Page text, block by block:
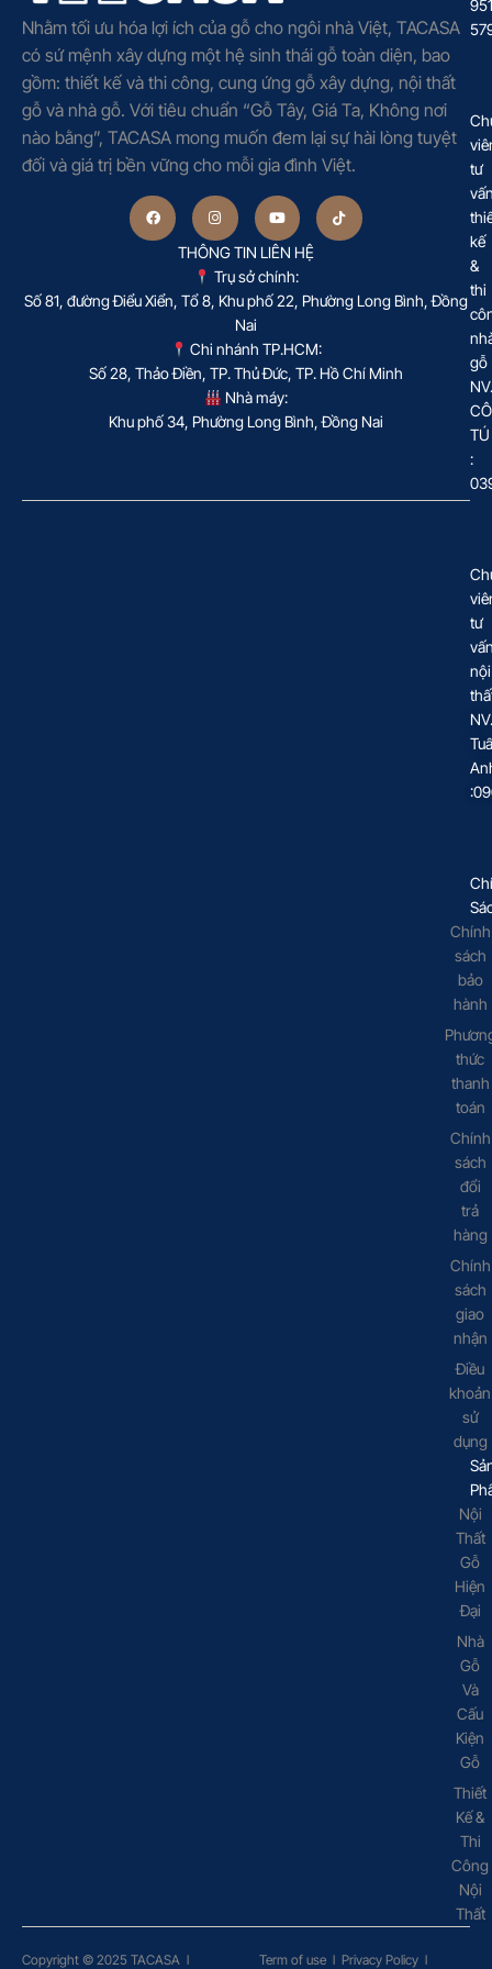
Nhằm tối ưu hóa lợi ích của gỗ cho ngôi nhà Việt, TACASA
có sứ mệnh xây dựng một hệ sinh thái gỗ toàn diện, bao
gồm: thiết kế và thi công, cung ứng gỗ xây dựng, nội thất
gỗ và nhà gỗ. Với tiêu chuẩn “Gỗ Tây, Giá Ta, Không nơi
nào bằng”, TACASA mong muốn đem lại sự hài lòng tuyệt
đối và giá trị bền vững cho mỗi gia đình Việt.
THÔNG TIN LIÊN HỆ
Trụ sở chính:
Số 81, đường Điểu Xiển, Tổ 8, Khu phố 22, Phường Long Bình, Đồng
Nai
Chi nhánh TP.HCM:
Số 28, Thảo Điền, TP. Thủ Đức, TP. Hồ Chí Minh
Nhà máy:
Khu phố 34, Phường Long Bình, Đồng Nai
951
tư
kế
&
thi
gỗ
NV.
TÚ
:
tư
nội
NV.
Chính
sách
bảo
hành
thức
thanh
toán
Chính
sách
đổi
trả
hàng
Chính
sách
giao
nhận
Điều
khoản
sử
dụng
Nội
Thất
Gỗ
Hiện
Đại
Nhà
Gỗ
Và
Cấu
Kiện
Gỗ
Thiết
Kế &
Thi
Công
Nội
Thất
Copyright © 2025 TACASA l
Term of use l Privacy Policy l